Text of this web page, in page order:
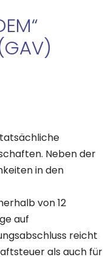
Neben der
in den
von 12
auf
reicht
als auch für